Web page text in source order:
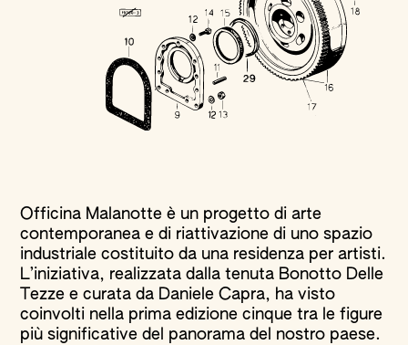
Officina Malanotte è un progetto di arte
contemporanea e di riattivazione di uno spazio
industriale costituito da una residenza per artisti.
L’iniziativa, realizzata dalla tenuta Bonotto Delle
Tezze e curata da Daniele Capra, ha visto
coinvolti nella prima edizione cinque tra le figure
più significative del panorama del nostro paese.